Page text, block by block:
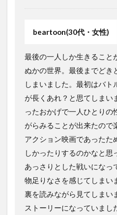
beartoon(30代・女性)
最後の一人しか生きること
ぬかの世界。最後までどき
しまいました。最初はバト
が長くあれ？と思てしまい
ったおかげで一人ひとりの
がらみることが出来たので
アクション映画であったた
しかったりするのかなと思
あっさりとした戦いになっ
物足りなさを感じてしまい
裏を読みながら見てしまい
ストーリーになっていまし